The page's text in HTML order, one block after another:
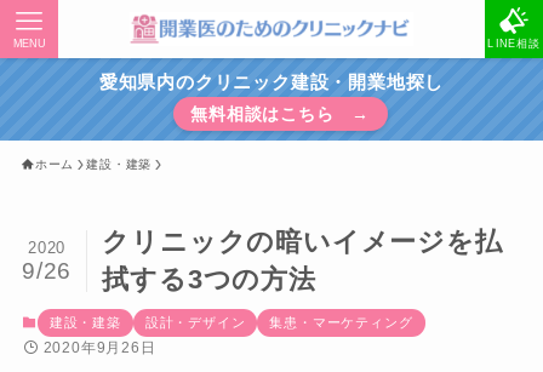
LINE相談
MENU
愛知県内のクリニック建設・開業地探し
無料相談はこちら →
ホーム 建設・建築
クリニックの暗いイメージを払
拭する3つの方法
2020
9/26
建設・建築 設計・デザイン 集患・マーケティング
2020年9月26日